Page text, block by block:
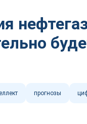
прогнозы